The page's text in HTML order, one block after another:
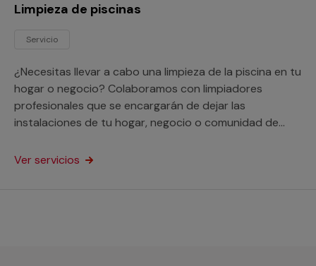
Limpieza de piscinas
Servicio
¿Necesitas llevar a cabo una limpieza de la piscina en tu
hogar o negocio? Colaboramos con limpiadores
profesionales que se encargarán de dejar las
instalaciones de tu hogar, negocio o comunidad de
Ver servicios